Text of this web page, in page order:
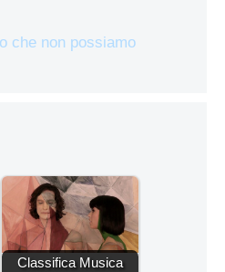
che non possiamo
Classifica Musica